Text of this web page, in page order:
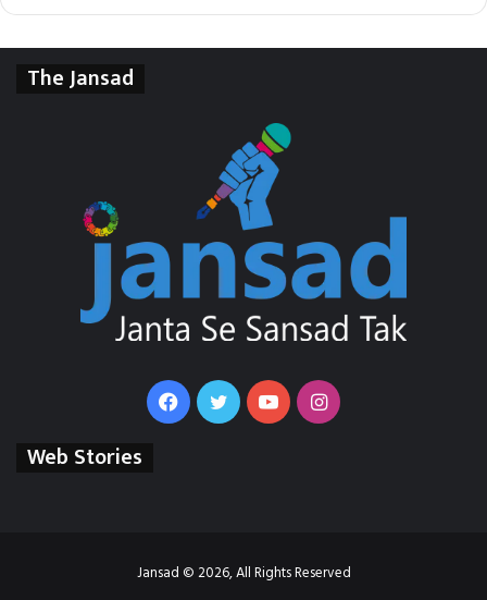
The Jansad
FacebookTwitterYouTubeInstagram
Web Stories
Jansad © 2026, All Rights Reserved